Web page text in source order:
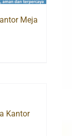
Meja
Kantor